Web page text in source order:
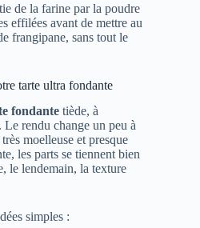
de la farine par la poudre
effilées avant de mettre au
frangipane, sans tout le
tarte ultra fondante
fondante tiède, à
rendu change un peu à
moelleuse et presque
les parts se tiennent bien
le lendemain, la texture
simples :